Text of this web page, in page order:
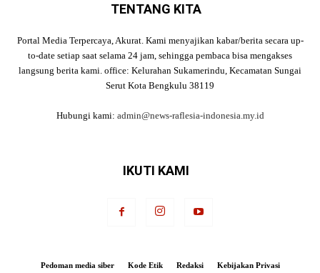
TENTANG KITA
Portal Media Terpercaya, Akurat. Kami menyajikan kabar/berita secara up-
to-date setiap saat selama 24 jam, sehingga pembaca bisa mengakses
langsung berita kami. office: Kelurahan Sukamerindu, Kecamatan Sungai
Serut Kota Bengkulu 38119
Hubungi kami: admin@news-raflesia-indonesia.my.id
IKUTI KAMI
Pedoman media siber Kode Etik Redaksi Kebijakan Privasi